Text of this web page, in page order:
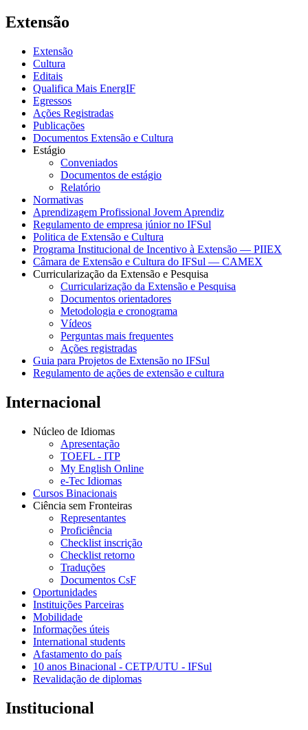
Extensão
Extensão
Cultura
Editais
Qualifica Mais EnergIF
Egressos
Ações Registradas
Publicações
Documentos Extensão e Cultura
Estágio
Conveniados
Documentos de estágio
Relatório
Normativas
Aprendizagem Profissional Jovem Aprendiz
Regulamento de empresa júnior no IFSul
Politica de Extensão e Cultura
Programa Institucional de Incentivo à Extensão — PIIEX
Câmara de Extensão e Cultura do IFSul — CAMEX
Curricularização da Extensão e Pesquisa
Curricularização da Extensão e Pesquisa
Documentos orientadores
Metodologia e cronograma
Vídeos
Perguntas mais frequentes
Ações registradas
Guia para Projetos de Extensão no IFSul
Regulamento de ações de extensão e cultura
Internacional
Núcleo de Idiomas
Apresentação
TOEFL - ITP
My English Online
e-Tec Idiomas
Cursos Binacionais
Ciência sem Fronteiras
Representantes
Proficiência
Checklist inscrição
Checklist retorno
Traduções
Documentos CsF
Oportunidades
Instituições Parceiras
Mobilidade
Informações úteis
International students
Afastamento do país
10 anos Binacional - CETP/UTU - IFSul
Revalidação de diplomas
Institucional